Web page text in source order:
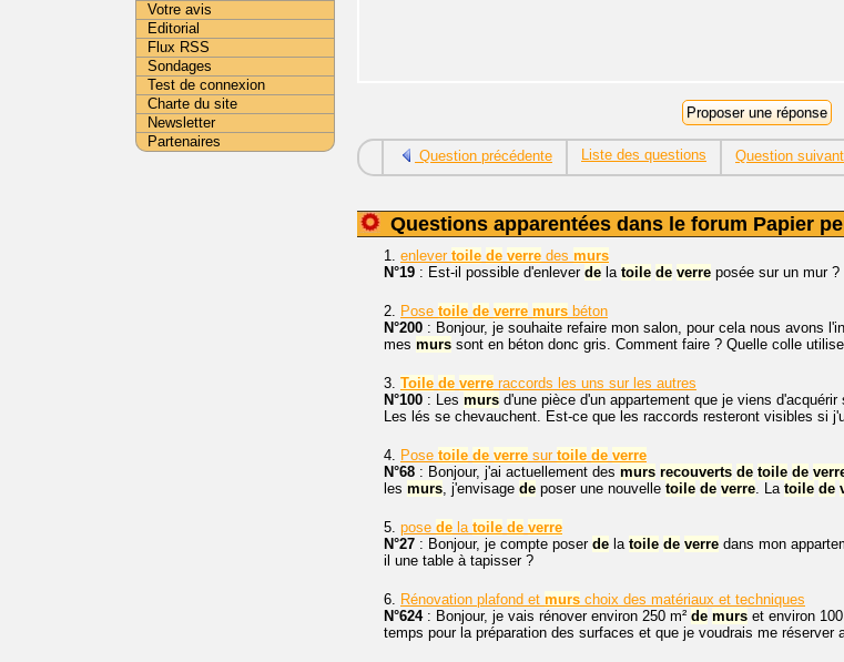
Question précédente Liste des questions Question
Questions apparentées dans le forum Papier
1. enlever toile de verre des murs
N°19 : Est-il possible d'enlever de la toile de verre posée sur un mur ?
2. Pose toile de verre murs béton
N°200 : Bonjour, je souhaite refaire mon salon, pour cela nous avons
mes murs sont en béton donc gris. Comment faire ? Quelle colle
3. Toile de verre raccords les uns sur les autres
N°100 : Les murs d'une pièce d'un appartement que je viens d'acquérir
Les lés se chevauchent. Est-ce que les raccords resteront visibles si
4. Pose toile de verre sur toile de verre
N°68 : Bonjour, j'ai actuellement des murs recouverts de toile de
les murs, j'envisage de poser une nouvelle toile de verre. La toile de
5. pose de la toile de verre
N°27 : Bonjour, je compte poser de la toile de verre dans mon
il une table à tapisser ?
6. Rénovation plafond et murs choix des matériaux et techniques
N°624: Bonjour, je vais rénover environ 250 m² de murs et environ 100
temps pour la préparation des surfaces et que je voudrais me réserver
Votre avis
Editorial
Flux RSS
Sondages
Test de connexion
Charte du site
Newsletter
Partenaires